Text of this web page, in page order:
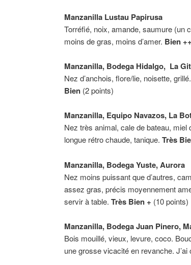
Manzanilla Lustau Papirusa
Torréfié, noix, amande, saumure (un
moins de gras, moins d’amer. Bien ++
Manzanilla, Bodega Hidalgo, La
Nez d’anchois, flore/lie, noisette,
Bien(2 points)
Manzanilla, Equipo Navazos, La
Nez très animal, cale de bateau,
longue rétro chaude, tanique. Très
Manzanilla, Bodega Yuste, Aurora
Nez moins puissant que d’autres,
assez gras, précis moyennement
servir à table. Très Bien + (10 points)
Manzanilla, Bodega Juan Pinero,
Bois mouillé, vieux, levure, coco.
une grosse vicacité en revanche.